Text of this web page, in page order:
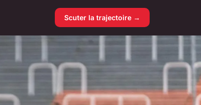
Scuter la trajectoire →